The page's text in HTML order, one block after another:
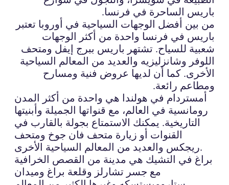
باريس الساحرة في فرنسا.
من بين أفضل الوجهات السياحية في أوروبا تعتبر
باريس في فرنسا واحدة من أكثر الوجهات
شعبية للسياح. تشتهر باريس ببرج إيفل ومتحف
اللوفر وشانزليزيه والعديد من المعالم السياحية
الأخرى. كما أن لديها عروض فنية ومسارح
ومطاعم رائعة.
أمستردام في هولندا هي واحدة من أكثر المدن
رومانسية في العالم، مع قنواتها الجميلة وأبنيتها
التاريخية. يمكنك الاستمتاع بجولة بالقارب في
القنوات أو زيارة متحف فان جوخ ومتحف
ريجكس والعديد من المعالم السياحية الأخرى.
براغ في التشيك هي مدينة من القصص الخرافية
مع جسر تشارلز وقلعة براغ وميدان